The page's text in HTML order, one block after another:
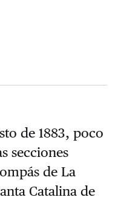
de 1883, poco
secciones
de La
Catalina de